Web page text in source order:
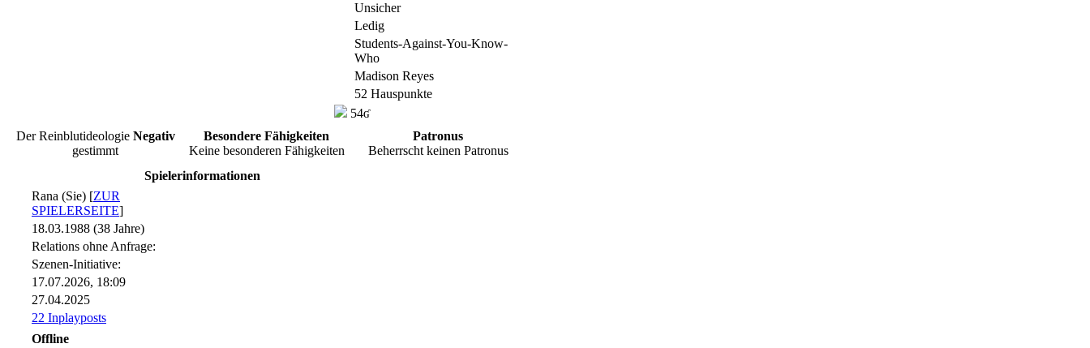
Unsicher
Ledig
Students-Against-You-Know-
Who
Madison Reyes
52 Hauspunkte
54ʛ
Der Reinblutideologie Negativ
gestimmt
Besondere Fähigkeiten
Keine besonderen Fähigkeiten
Patronus
Beherrscht keinen Patronus
Spielerinformationen
Rana (Sie) [ZUR
SPIELERSEITE]
18.03.1988 (38 Jahre)
Relations ohne Anfrage:
Szenen-Initiative:
17.07.2026, 18:09
27.04.2025
22 Inplayposts
Offline